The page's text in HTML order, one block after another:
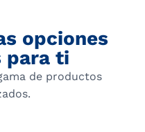
opciones
para ti
de productos